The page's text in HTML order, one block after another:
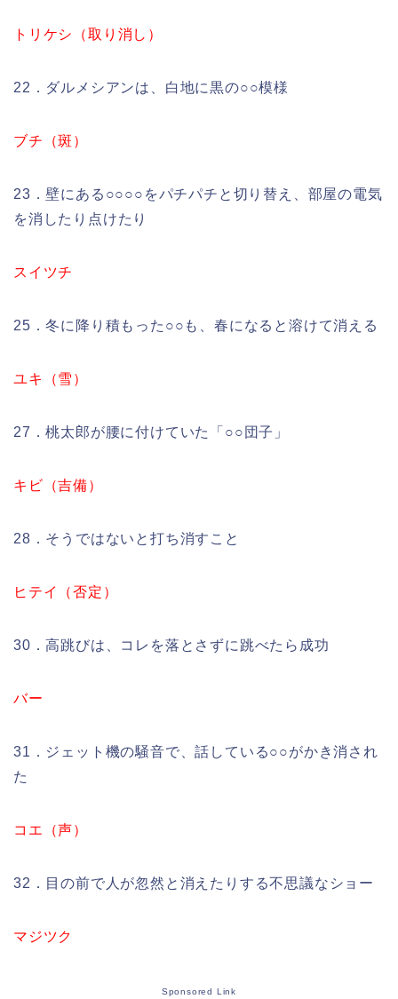
トリケシ（取り消し）
22．ダルメシアンは、白地に黒の○○模様
ブチ（斑）
23．壁にある○○○○をパチパチと切り替え、部屋の電気
を消したり点けたり
スイツチ
25．冬に降り積もった○○も、春になると溶けて消える
ユキ（雪）
27．桃太郎が腰に付けていた「○○団子」
キビ（吉備）
28．そうではないと打ち消すこと
ヒテイ（否定）
30．高跳びは、コレを落とさずに跳べたら成功
バー
31．ジェット機の騒音で、話している○○がかき消され
た
コエ（声）
32．目の前で人が忽然と消えたりする不思議なショー
マジツク
Sponsored Link